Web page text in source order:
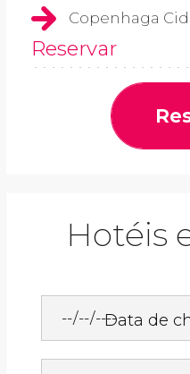
Copenhaga
Reservar
Hotéis
Data de